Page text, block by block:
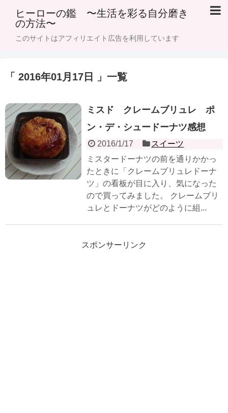
ヒーローの鑑 〜生活を彩る自分磨き
の方法〜
このサイトはアフィリエイト広告を利用しています
「 2016年01月17日 」一覧
ミスド クレームブリュレ ポ
ン・デ・シュードーナツ感想
2016/1/17
スイーツ
ミスタードーナツの前を通りかかっ
たときに「クレームブリュレドーナ
ツ」の看板が目に入り、気になった
ので買ってみました。 クレームブリ
ュレとドーナツがどのように組...
スポンサーリンク